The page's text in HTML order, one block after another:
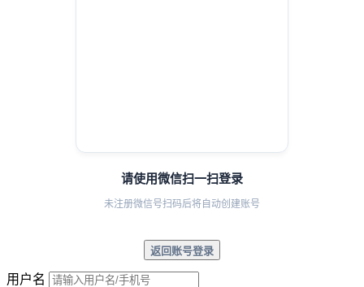
请使用微信扫一扫登录
未注册微信号扫码后将自动创建账号
返回账号登录
用户名